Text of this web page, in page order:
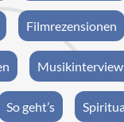
Filmrezensionen
So geht’s